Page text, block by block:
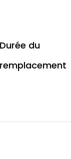
Durée du
remplacement